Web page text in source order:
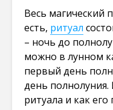
Весь магический
есть, ритуал
– ночь до
можно в лунном
первый день
день
ритуала и как его